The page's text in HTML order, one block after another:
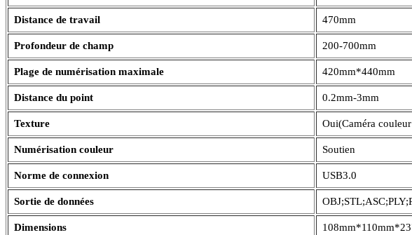
Distance de travail 470mm
Profondeur de champ 200-700mm
Plage de numérisation maximale 420mm*440mm
Distance du point 0.2mm-3mm
Texture Oui(Caméra
Numérisation couleur Soutien
Norme de connexion USB3.0
Sortie de données
Dimensions